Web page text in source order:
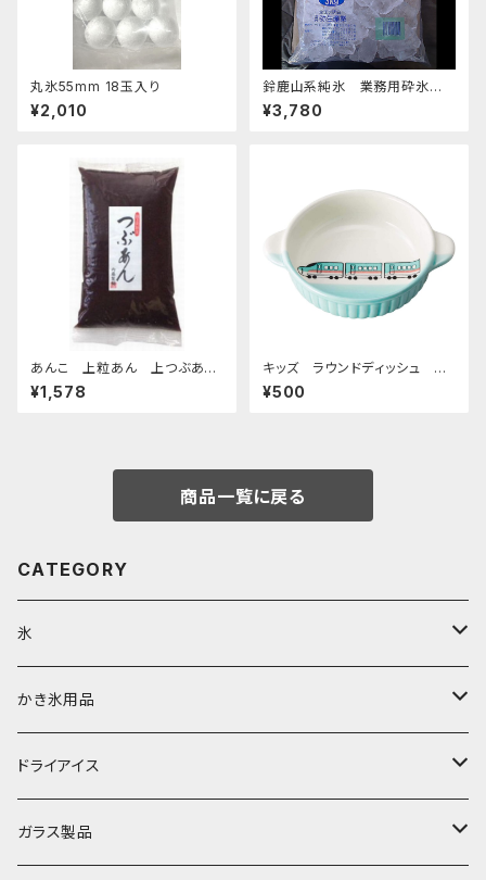
丸氷55mm 18玉入り
¥2,010
鈴鹿山系純氷 業務用砕氷 1
4.4kg
¥3,780
あんこ 上粒あん 上つぶあん
1kg-老舗あんこ屋のこだわり餡
¥1,578
キッズ ラウンドディッシュ 超
特急エメラルド
¥500
商品一覧に戻る
CATEGORY
氷
富士天然水の氷
丸氷
直径70mm
角氷
かき氷用品
かき氷シロップ
無果汁1.8Lパック
かき氷機・かき氷器
ドライアイス
ドライアイス3ｋｇ
ガラス製品